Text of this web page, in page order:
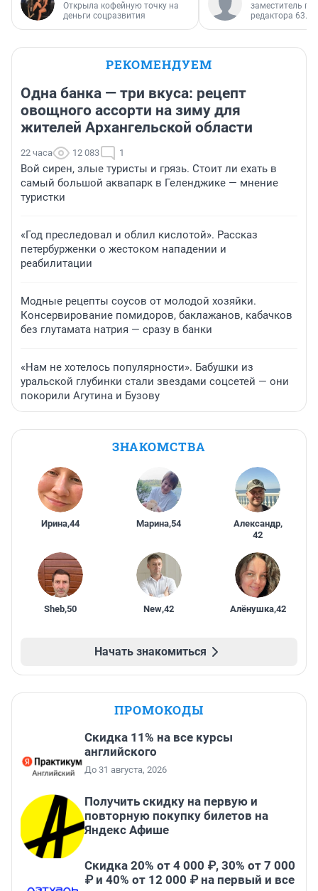
Открыла кофейную точку на
деньги соцразвития
заместитель
редактора 63.RU
РЕКОМЕНДУЕМ
Одна банка — три вкуса: рецепт
овощного ассорти на зиму для
жителей Архангельской области
22 часа 12 083 1
Вой сирен, злые туристы и грязь. Стоит ли ехать в
самый большой аквапарк в Геленджике — мнение
туристки
«Год преследовал и облил кислотой». Рассказ
петербурженки о жестоком нападении и
реабилитации
Модные рецепты соусов от молодой хозяйки.
Консервирование помидоров, баклажанов, кабачков
без глутамата натрия — сразу в банки
«Нам не хотелось популярности». Бабушки из
уральской глубинки стали звездами соцсетей — они
покорили Агутина и Бузову
ЗНАКОМСТВА
Ирина,44 Марина,54 Александр,
42
Sheb,50 New,42 Алёнушка,42
Начать знакомиться
ПРОМОКОДЫ
Скидка 11% на все курсы
английского
До 31 августа, 2026
Получить скидку на первую и
повторную покупку билетов на
Яндекс Афише
Скидка 20% от 4 000 ₽, 30% от 7 000
₽ и 40% от 12 000 ₽ на первый и все